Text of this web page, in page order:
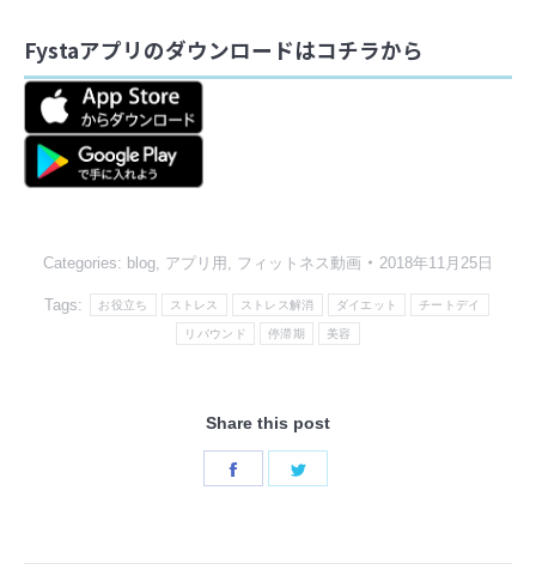
Fystaアプリのダウンロードはコチラから
Categories: blog アプリ用 フィットネス動画 2018年11月25日
Tags: お役立ち ストレス ストレス解消 ダイエット チートデイ
リバウンド 停滞期 美容
Share this post
Share